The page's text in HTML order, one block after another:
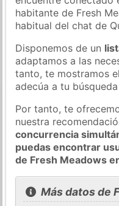
habitante de Fresh
habitual del chat de
Disponemos de un
adaptamos a las
tanto, te mostramos
adecúa a tu
Por tanto, te
nuestra
concurrencia
puedas encontrar
de Fresh Meadows
Más datos de